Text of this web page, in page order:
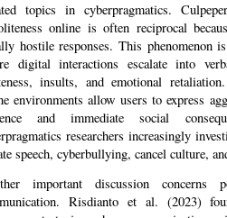
topics in cyberpragmatics.
online is often reciprocal
hostile responses. This phenomenon
digital interactions escalate into
insults, and emotional
environments allow users to express
and immediate social
researchers increasingly
speech, cyberbullying, cancel culture,
important discussion concerns
Risdianto et al. (2023)